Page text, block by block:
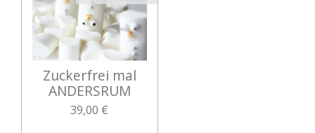
Zuckerfrei mal
ANDERSRUM
39,00 €